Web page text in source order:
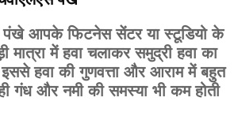
पंखे आपके फिटनेस सेंटर या स्टूडियो के
में हवा चलाकर समुद्री हवा का
हवा की गुणवत्ता और आराम में बहुत
गंध और नमी की समस्या भी कम होती